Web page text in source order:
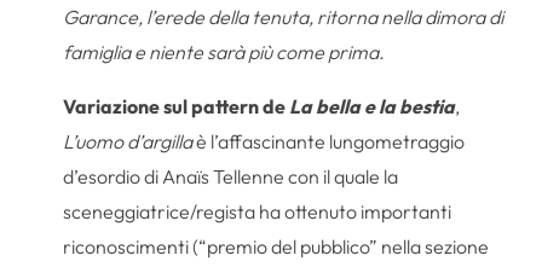
Garance, l’erede della tenuta, ritorna nella dimora di
famiglia e niente sarà più come prima.
Variazione sul pattern de La bella e la bestia,
L’uomo d’argillaè l’affascinante lungometraggio
d’esordio di Anaïs Tellenne con il quale la
sceneggiatrice/regista ha ottenuto importanti
riconoscimenti (“premio del pubblico” nella sezione